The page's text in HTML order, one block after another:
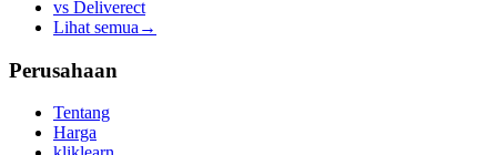
vs Deliverect
Lihat semua →
Perusahaan
Tentang
Harga